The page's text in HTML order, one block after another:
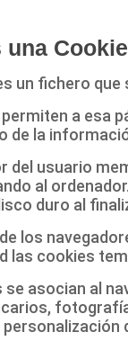
una
un fichero que
a esa
de la
del usuario
al
duro al
los
las cookies
se asocian al